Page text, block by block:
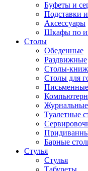
Буфеты и
Подставки
Аксессуары
Шкафы по
Столы
Обеденные
Раздвижные
Столы-
Столы для
Письменные
Туалетные
Барные
Стулья
Стулья